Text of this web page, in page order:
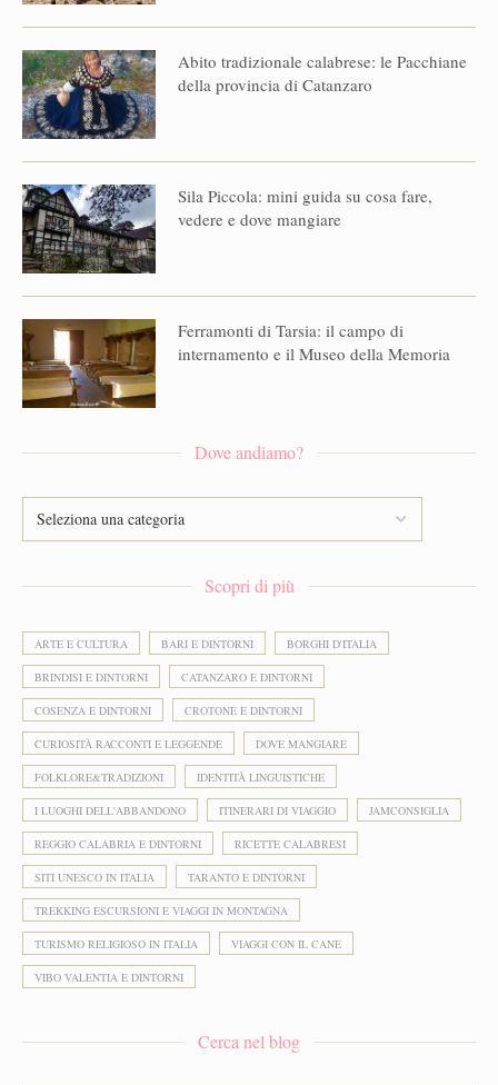
Abito tradizionale calabrese: le Pacchiane
della provincia di Catanzaro
Sila Piccola: mini guida su cosa fare,
vedere e dove mangiare
Ferramonti di Tarsia: il campo di
internamento e il Museo della Memoria
Dove andiamo?
Scopri di più
ARTE E CULTURA BARI E DINTORNI BORGHI D'ITALIA
BRINDISI E DINTORNI CATANZARO E DINTORNI
COSENZA E DINTORNI CROTONE E DINTORNI
CURIOSITÀ RACCONTI E LEGGENDE DOVE MANGIARE
FOLKLORE&TRADIZIONI IDENTITÀ LINGUISTICHE
I LUOGHI DELL'ABBANDONO ITINERARI DI VIAGGIO JAMCONSIGLIA
REGGIO CALABRIA E DINTORNI RICETTE CALABRESI
SITI UNESCO IN ITALIA TARANTO E DINTORNI
TREKKING ESCURSIONI E VIAGGI IN MONTAGNA
TURISMO RELIGIOSO IN ITALIA VIAGGI CON IL CANE
VIBO VALENTIA E DINTORNI
Cerca nel blog